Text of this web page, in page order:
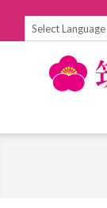
Navigation